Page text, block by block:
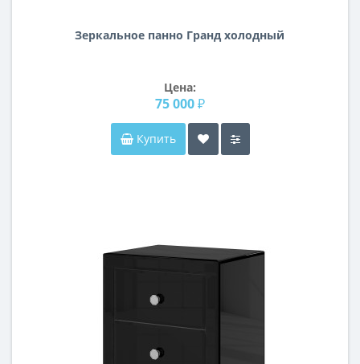
Зеркальное панно Гранд холодный
Цена:
75 000 ₽
Купить